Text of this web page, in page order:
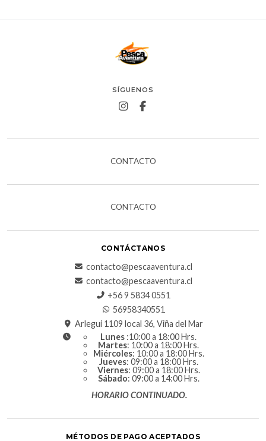
SÍGUENOS
CONTACTO
CONTACTO
CONTÁCTANOS
contacto@pescaaventura.cl
contacto@pescaaventura.cl
+56 9 5834 0551
56958340551
Arlegui 1109 local 36, Viña del Mar
Lunes :10:00 a 18:00 Hrs.
Martes: 10:00 a 18:00 Hrs.
Miércoles: 10:00 a 18:00 Hrs.
Jueves: 09:00 a 18:00 Hrs.
Viernes: 09:00 a 18:00 Hrs.
Sábado: 09:00 a 14:00 Hrs.
HORARIO CONTINUADO.
MÉTODOS DE PAGO ACEPTADOS